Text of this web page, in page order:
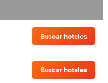
Buscar hoteles
Buscar hoteles